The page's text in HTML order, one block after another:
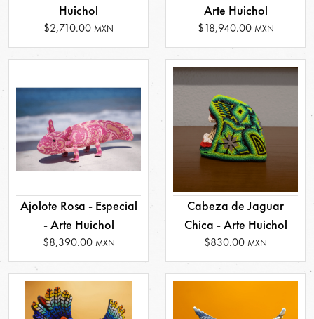
Huichol
$2,710.00 MXN
Arte Huichol
$18,940.00 MXN
Ajolote Rosa - Especial
- Arte Huichol
$8,390.00 MXN
Cabeza de Jaguar
Chica - Arte Huichol
$830.00 MXN